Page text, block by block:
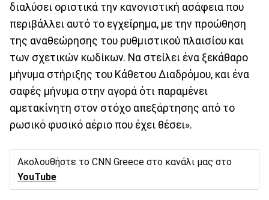
διαλύσει οριστικά την κανονιστική ασάφεια που
περιβάλλει αυτό το εγχείρημα, με την προώθηση
της αναθεώρησης του ρυθμιστικού πλαισίου και
των σχετικών κωδίκων. Να στείλει ένα ξεκάθαρο
μήνυμα στήριξης του Κάθετου Διαδρόμου, και ένα
σαφές μήνυμα στην αγορά ότι παραμένει
αμετακίνητη στον στόχο απεξάρτησης από το
ρωσικό φυσικό αέριο που έχει θέσει».
Ακολουθήστε το CNN Greece στο κανάλι μας στο
YouTube